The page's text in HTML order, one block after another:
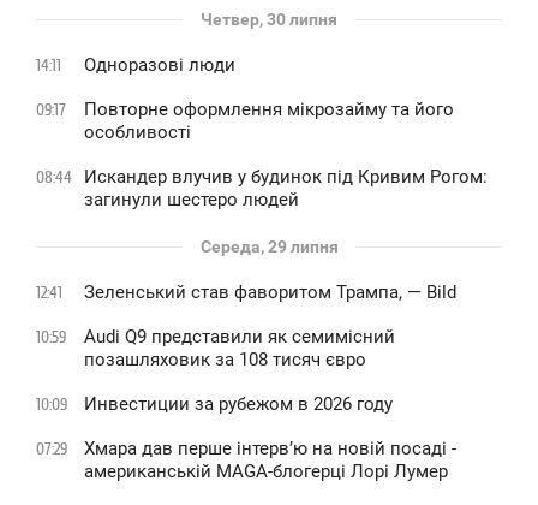
Четвер, 30 липня
14:11 Одноразові люди
09:17
Повторне оформлення мікрозайму та його
особливості
08:44
Искандер влучив у будинок під Кривим Рогом:
загинули шестеро людей
Середа, 29 липня
12:41 Зеленський став фаворитом Трампа, — Bild
10:59
Audi Q9 представили як семимісний
позашляховик за 108 тисяч євро
10:09 Инвестиции за рубежом в 2026 году
07:29
Хмара дав перше інтервʼю на новій посаді -
американській MAGA-блогерці Лорі Лумер